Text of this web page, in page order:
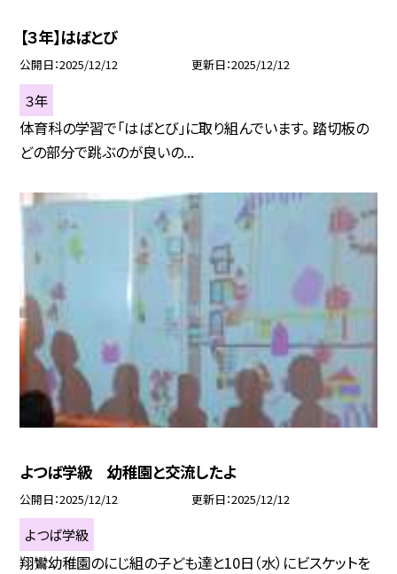
【３年】はばとび
公開日 2025/12/12 更新日 2025/12/12
３年
体育科の学習で「はばとび」に取り組んでいます。 踏切板の
どの部分で跳ぶのが良いの...
よつば学級 幼稚園と交流したよ
公開日 2025/12/12 更新日 2025/12/12
よつば学級
翔鸞幼稚園のにじ組の子ども達と10日（水）にビスケットを